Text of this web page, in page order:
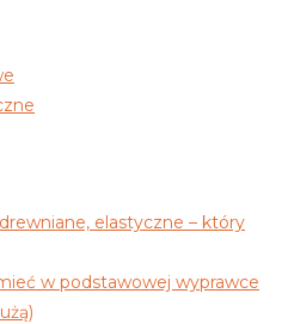
elastyczne – który
w podstawowej wyprawce